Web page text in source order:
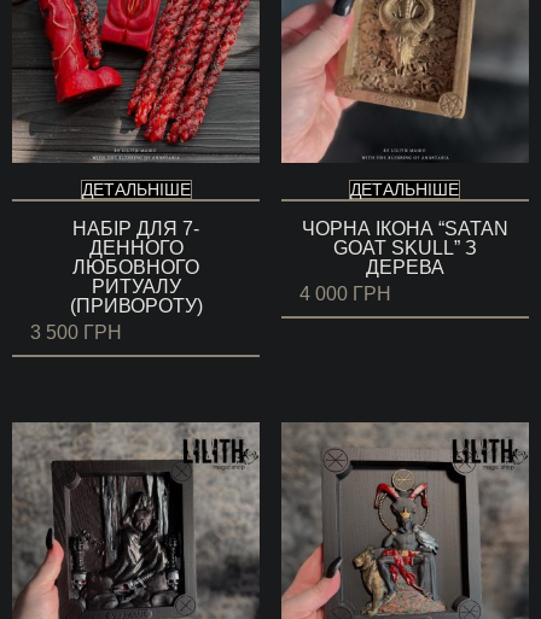
ДЕТАЛЬНІШЕ
НАБІР ДЛЯ 7-
ДЕННОГО
ЛЮБОВНОГО
РИТУАЛУ
(ПРИВОРОТУ)
3 500 ГРН
ДЕТАЛЬНІШЕ
ЧОРНА ІКОНА “SATAN
GOAT SKULL” З
ДЕРЕВА
4 000 ГРН